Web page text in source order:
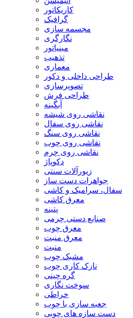
کاریکاتور
گرافیک
مجسمه سازی
نگارگری
مینیاتور
تذهیب
معماری
طراحی داخلی و دکور
تصویرسازی
طراحی فرش
آبگینه
نقاشی روی شیشه
نقاشی روی سفال
نقاشی روی سنگ
نقاشی روی چوب
نقاشی روی چرم
دکوپاژ
زیورآلات سنتی
جواهرات دست ساز
سفال، سرامیک و کاشی
معرق کاشی
پتینه
صنایع دستی چرمی
معرق چوب
معرق منبت
منبت
مشبک چوب
نازک کاری چوب
گره چینی
سوخت نگاری
خراطی
جعبه سازی با چوب
دست سازه های چوبی